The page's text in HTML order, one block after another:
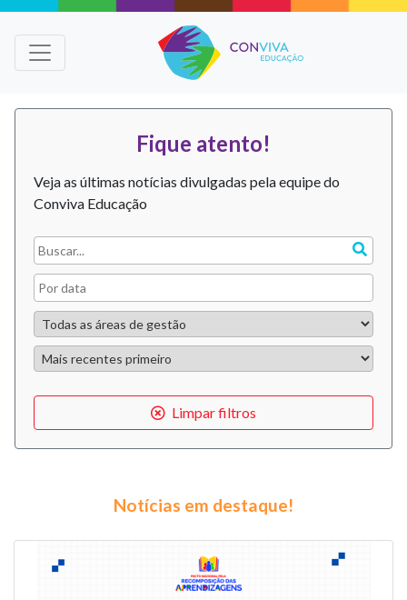
Fique atento!
Veja as últimas notícias divulgadas pela equipe do
Conviva Educação
Limpar filtros
Notícias em destaque!